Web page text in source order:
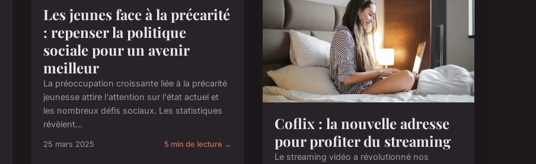
Les jeunes face à la précarité
: repenser la politique
sociale pour un avenir
meilleur
La préoccupation croissante liée à la précarité
jeunesse attire l'attention sur l'état actuel et
les nombreux défis sociaux. Les statistiques
révèlent...
25 mars 2025 5 min de lecture →
Coflix : la nouvelle adresse
pour profiter du streaming
Le streaming vidéo a révolutionné nos